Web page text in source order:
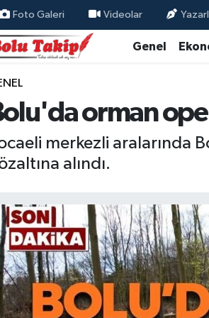
Foto Galeri Videolar
Genel
orman
merkezli aralarında
alındı.